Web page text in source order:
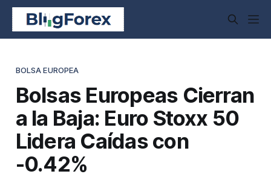
BOLSA EUROPEA
Bolsas Europeas Cierran
a la Baja: Euro Stoxx 50
Lidera Caídas con
-0.42%